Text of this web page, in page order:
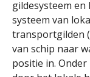
gildesysteem
systeem van
transportgilden
van schip naar
positie in.